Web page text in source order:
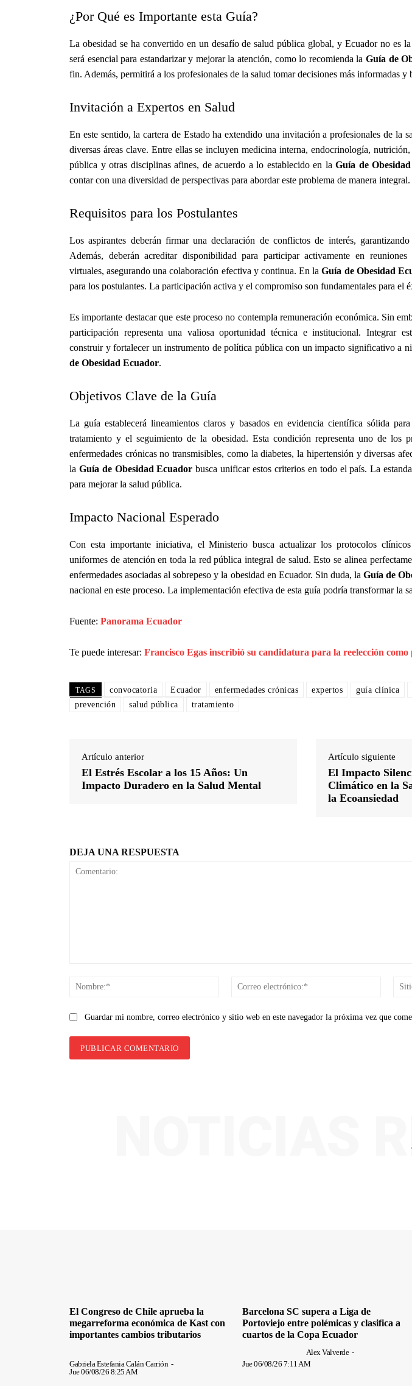
¿Por Qué es Importante esta Guía?
La obesidad se ha convertido en un desafío de salud pública global, y Ecuador no es
será esencial para estandarizar y mejorar la atención, como lo recomienda la Guía de
fin. Además, permitirá a los profesionales de la salud tomar decisiones más informadas y
Invitación a Expertos en Salud
En este sentido, la cartera de Estado ha extendido una invitación a profesionales de la
diversas áreas clave. Entre ellas se incluyen medicina interna, endocrinología,
pública y otras disciplinas afines, de acuerdo a lo establecido en laGuía de
contar con una diversidad de perspectivas para abordar este problema de manera integral.
Requisitos para los Postulantes
Los aspirantes deberán firmar una declaración de conflictos de interés,
Además, deberán acreditar disponibilidad para participar activamente en
virtuales, asegurando una colaboración efectiva y continua. En laGuía de Obesidad
para los postulantes. La participación activa y el compromiso son fundamentales para el
Es importante destacar que este proceso no contempla remuneración económica. Sin
participación representa una valiosa oportunidad técnica e institucional. Integrar
construir y fortalecer un instrumento de política pública con un impacto significativo a
de Obesidad Ecuador.
Objetivos Clave de la Guía
La guía establecerá lineamientos claros y basados en evidencia científica sólida
tratamiento y el seguimiento de la obesidad. Esta condición representa uno de los
enfermedades crónicas no transmisibles, como la diabetes, la hipertensión y diversas
la Guía de Obesidad Ecuador busca unificar estos criterios en todo el país. La
para mejorar la salud pública.
Impacto Nacional Esperado
Con esta importante iniciativa, el Ministerio busca actualizar los protocolos
uniformes de atención en toda la red pública integral de salud. Esto se alinea
enfermedades asociadas al sobrepeso y la obesidad en Ecuador. Sin duda, laGuía de
nacional en este proceso. La implementación efectiva de esta guía podría transformar la
Fuente: Panorama Ecuador
Te puede interesar: Francisco Egas inscribió su candidatura para la reelección como
TAGS convocatoria Ecuador enfermedades crónicas expertos guía clínica
prevención
salud pública tratamiento
Artículo anterior
El Estrés Escolar a los 15 Años: Un
Impacto Duradero en la Salud Mental
Artículo siguiente
El Impacto
Climático en la
la Ecoansiedad
DEJA UNA RESPUESTA
Nombre:*
Correo
Guardar mi nombre, correo electrónico y sitio web en este navegador la próxima vez que
NOTICIAS
El Congreso de Chile aprueba la
megarreforma económica de Kast con
importantes cambios tributarios
Gabriela Estefania Calán Carrión -
Jue 06/08/26 8:25 AM
Barcelona SC supera a Liga de
Portoviejo entre polémicas y clasifica a
cuartos de la Copa Ecuador
Alex Valverde -
Jue 06/08/26 7:11 AM